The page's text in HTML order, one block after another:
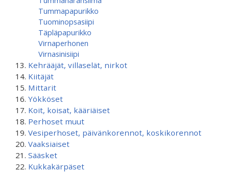
Tummapapurikko
Tuominopsasiipi
Täpläpapurikko
Virnaperhonen
Virnasinisiipi
Kehrääjät, villaselät, nirkot
Kiitäjät
Mittarit
Yökköset
Koit, koisat, kääriäiset
Perhoset muut
Vesiperhoset, päivänkorennot, koskikorennot
Vaaksiaiset
Sääsket
Kukkakärpäset